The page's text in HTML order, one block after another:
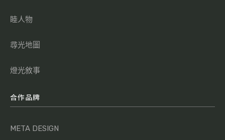
睦人物
尋光地圖
燈光敘事
合作品牌
META DESIGN